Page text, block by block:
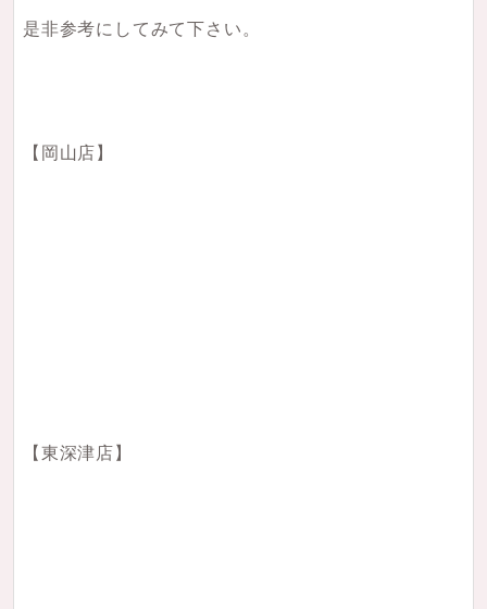
是非参考にしてみて下さい。
【岡山店】
【東深津店】